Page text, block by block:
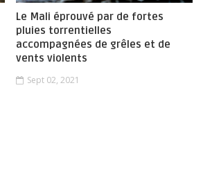
Le Mali éprouvé par de fortes
pluies torrentielles
accompagnées de grêles et de
vents violents
Sept 02, 2021